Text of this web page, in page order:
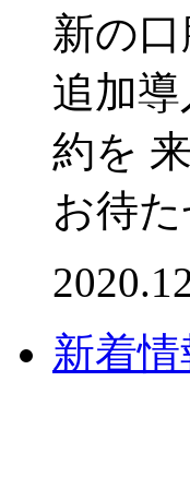
新の
追加
約を
お待
新着情